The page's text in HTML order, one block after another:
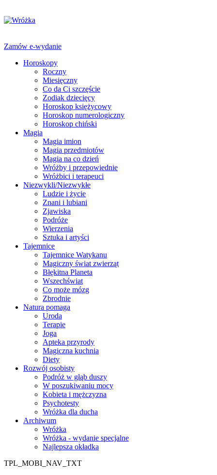
Zamów e-wydanie
Horoskopy
Roczny
Miesięczny
Co da Ci szczęście
Zodiak dziecięcy
Horoskop księżycowy
Horoskop numerologiczny
Horoskop chiński
Magia
Magia imion
Magia przedmiotów
Magia na co dzień
Wróżby i przepowiednie
Wróżbici i terapeuci
Niezwykli/Niezwykłe
Ludzie i życie
Znani i lubiani
Zjawiska
Podróże
Wierzenia
Sztuka i artyści
Tajemnice
Tajemnice Watykanu
Magiczny świat zwierząt
Błękitna Planeta
Wszechświat
Co może mózg
Zbrodnie
Natura pomaga
Uroda
Terapie
Joga
Apteka przyrody
Magiczna kuchnia
Diety
Rozwój osobisty
Podróż w głąb duszy
W poszukiwaniu mocy
Kobieta i mężczyzna
Psychotesty
Wróżka dla ducha
Archiwum
Wróżka
Wróżka - wydanie specjalne
Najlepsza okładka
TPL_MOBI_NAV_TXT